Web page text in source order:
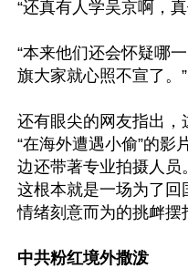
“还真有人学吴京啊，
“本来他们还会怀疑哪
旗大家就心照不宣了。”
还有眼尖的网友指出
“在海外遭遇小偷”的影
边还带著专业拍摄人员
这根本就是一场为了回
情绪刻意而为的挑衅摆
中共粉红境外撒泼